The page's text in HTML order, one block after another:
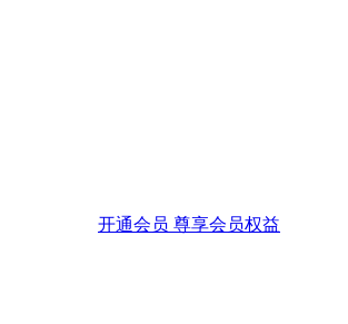
开通会员 尊享会员权益